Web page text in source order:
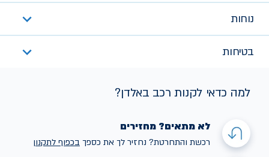
נוחות
בטיחות
למה כדאי לקנות רכב באלדן?
לא מתאים? מחזירים
רכשת והתחרטת? נחזיר לך את כספך בכפוף לתקנון